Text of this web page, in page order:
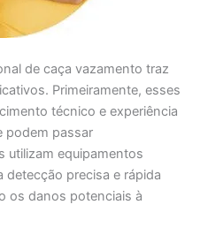
de caça vazamento traz
Primeiramente, esses
técnico e experiência
podem passar
utilizam equipamentos
detecção precisa e rápida
os danos potenciais à